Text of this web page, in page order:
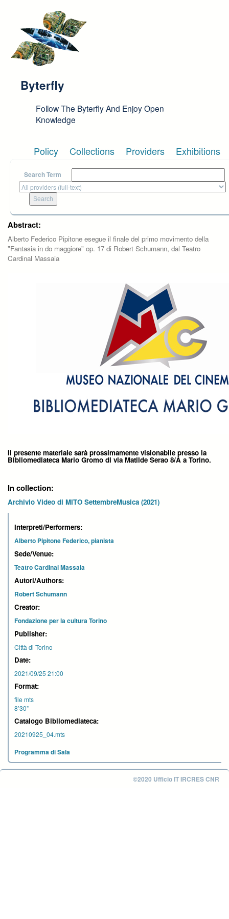
Byterfly
Follow The Byterfly And Enjoy Open
Knowledge
Policy Collections Providers Exhibitions
Search Term
Abstract:
Alberto Federico Pipitone esegue il finale del primo movimento della
"Fantasia in do maggiore" op. 17 di Robert Schumann, dal Teatro
Cardinal Massaia
Il presente materiale sarà prossimamente visionabile presso la
Bibliomediateca Mario Gromo di via Matilde Serao 8/A a Torino.
In collection:
Archivio Video di MITO SettembreMusica (2021)
Interpreti/Performers:
Alberto Pipitone Federico, pianista
Sede/Venue:
Teatro Cardinal Massaia
Autori/Authors:
Robert Schumann
Creator:
Fondazione per la cultura Torino
Publisher:
Città di Torino
Date:
2021/09/25 21:00
Format:
file mts
8’30’’
Catalogo Bibliomediateca:
20210925_04.mts
Programma di Sala
©2020 Ufficio IT IRCRES CNR